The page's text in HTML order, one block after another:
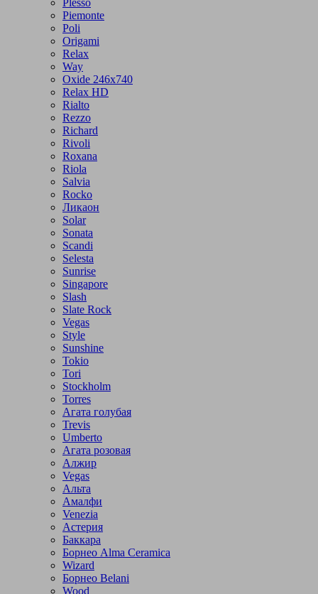
Piemonte
Poli
Origami
Relax
Way
Oxide 246x740
Relax HD
Rialto
Rezzo
Richard
Rivoli
Roxana
Riola
Salvia
Rocko
Ликаон
Solar
Sonata
Scandi
Selesta
Sunrise
Singapore
Slash
Slate Rock
Vegas
Style
Sunshine
Tokio
Tori
Stockholm
Torres
Агата голубая
Trevis
Umberto
Агата розовая
Алжир
Vegas
Альта
Амалфи
Venezia
Астерия
Баккара
Борнео Alma Ceramica
Wizard
Борнео Belani
Wood